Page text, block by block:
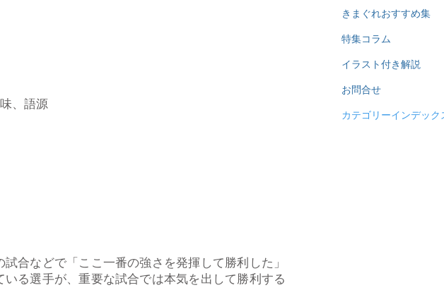
、語源
合などで「ここ一番の強さを発揮して勝利した」
る選手が、重要な試合では本気を出して勝利する
きまぐれおすすめ集
特集コラム
イラスト付き解説
お問合せ
カテゴリーインデック